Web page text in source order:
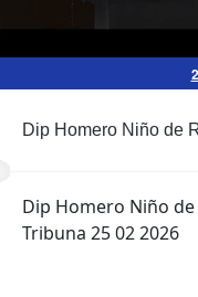
Dip Homero Niño de
Dip Homero Niño
Tribuna 25 02 2026